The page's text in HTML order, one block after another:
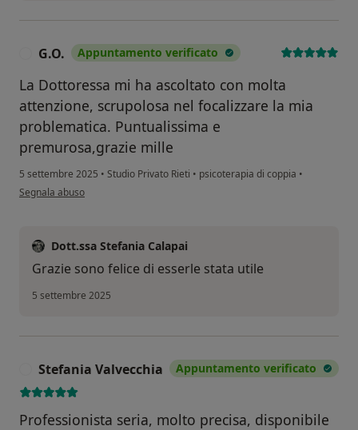
G.O. Appuntamento verificato
La Dottoressa mi ha ascoltato con molta
attenzione, scrupolosa nel focalizzare la mia
problematica. Puntualissima e
premurosa,grazie mille
5 settembre 2025 • Studio Privato Rieti • psicoterapia di coppia •
secondo l'opinione dell'utente G.O.
Segnala abuso
Dott.ssa Stefania Calapai
Grazie sono felice di esserle stata utile
5 settembre 2025
Stefania Valvecchia Appuntamento verificato
Professionista seria, molto precisa, disponibile